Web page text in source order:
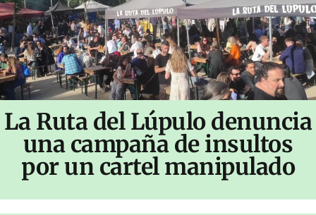
La Ruta del Lúpulo denuncia
una campaña de insultos
por un cartel manipulado